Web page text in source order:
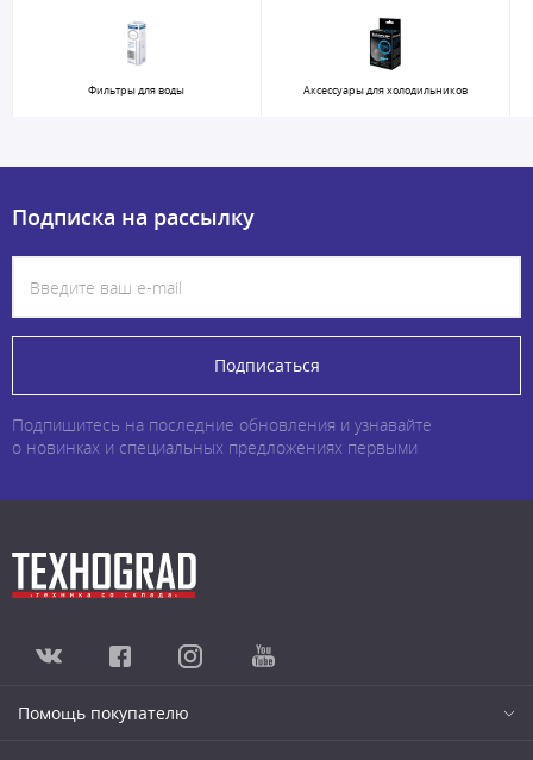
Фильтры для воды Аксессуары для холодильников
Подписка на рассылку
Подписаться
Подпишитесь на последние обновления и узнавайте
о новинках и специальных предложениях первыми
Помощь покупателю